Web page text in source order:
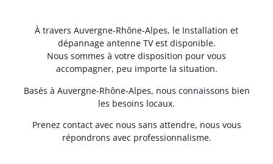
À travers Auvergne-Rhône-Alpes, le Installation et
dépannage antenne TV est disponible.
Nous sommes à votre disposition pour vous
accompagner, peu importe la situation.
Basés à Auvergne-Rhône-Alpes, nous connaissons bien
les besoins locaux.
Prenez contact avec nous sans attendre, nous vous
répondrons avec professionnalisme.